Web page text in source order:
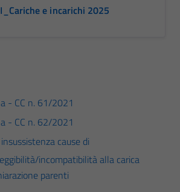
e incarichi 2025
- CC n. 61/2021
- CC n. 62/2021
cause di
incompatibilità alla carica
parenti